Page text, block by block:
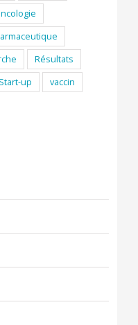
Résultats
Start-up
vaccin